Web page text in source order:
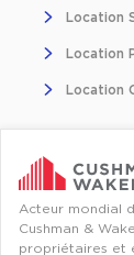
Logistique
Entrepôts
Entrepôts XXL
Location
Location
Location
Acteur mondial
Cushman &
propriétaires et